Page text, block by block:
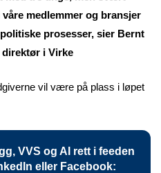
medlemmer og bransjer
prosesser, sier Bernt
direktør i Virke
vil være på plass i løpet
VVS og AI rett i feeden
eller Facebook: